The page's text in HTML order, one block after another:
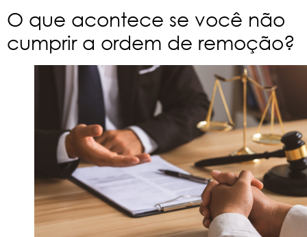
O que acontece se você não
cumprir a ordem de remoção?